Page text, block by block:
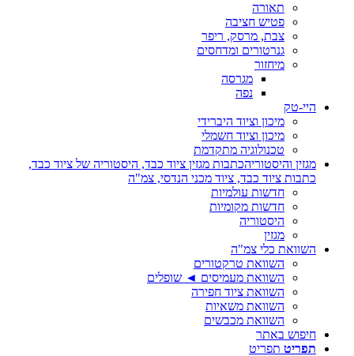
תאורה
פטיש חציבה
צבת, מרסק, ריפר
גנרטורים ומדחסים
מיחזור
מגרסה
נפה
היי-טק
מיכון וציוד היברידי
מיכון וציוד חשמלי
טכנולוגיה מתקדמת
מגזין והיסטוריהכתבות מגזין ציוד כבד, היסטוריה של ציוד כבד,
כתבות ציוד כבד, ציוד מכני הנדסי, צמ"ה
חדשות עולמיות
חדשות מקומיות
היסטוריה
מגזין
השוואת כלי צמ"ה
השוואת טרקטורים
השוואת מעמיסים ◄ שופלים
השוואת ציוד חפירה
השוואת משאיות
השוואת מכבשים
חיפוש באתר
תפריט תפריט